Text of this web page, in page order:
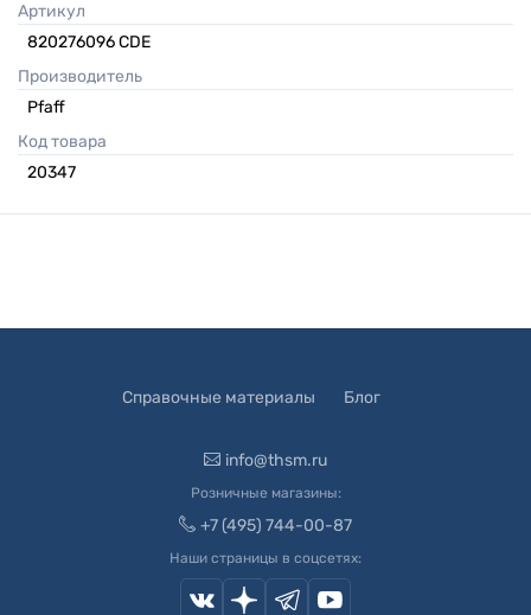
Артикул
820276096 CDE
Производитель
Pfaff
Код товара
20347
Справочные материалы Блог
info@thsm.ru
Розничные магазины:
+7 (495) 744-00-87
Наши страницы в соцсетях: